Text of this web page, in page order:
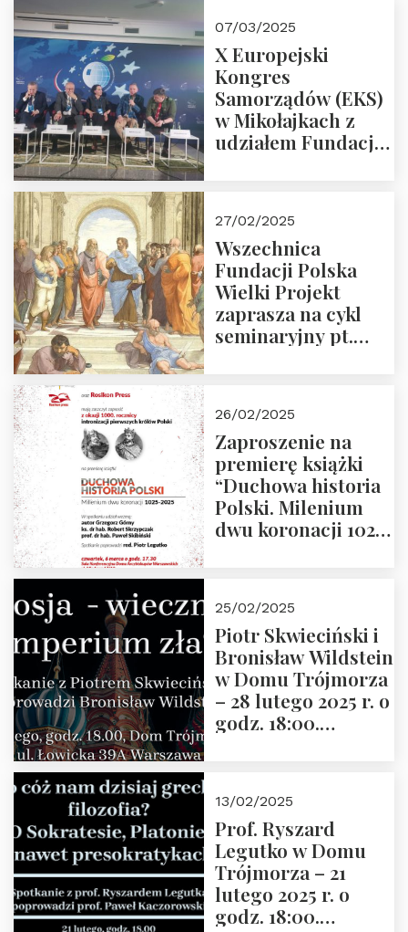
07/03/2025
X Europejski
Kongres
Samorządów (EKS)
w Mikołajkach z
udziałem Fundacji
27/02/2025
Wszechnica
Fundacji Polska
Wielki Projekt
zaprasza na cykl
seminaryjny pt.
26/02/2025
Zaproszenie na
premierę książki
“Duchowa historia
Polski. Milenium
dwu koronacji 1025-
2025 r. godz. 17:30,
DAW ul. Miodowa
17/19
25/02/2025
Piotr Skwieciński i
Bronisław Wildstein
w Domu Trójmorza
– 28 lutego 2025 r. o
godz. 18:00.
13/02/2025
Prof. Ryszard
Legutko w Domu
Trójmorza – 21
lutego 2025 r. o
godz. 18:00.